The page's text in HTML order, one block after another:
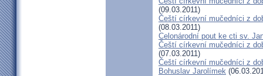
(09.03.2011)
Čeští církevní mučedníci z
(08.03.2011)
Celonárodní pout ke cti sv.
Čeští církevní mučedníci z
(07.03.2011)
Čeští církevní mučedníci z
Bohuslav Jarolímek